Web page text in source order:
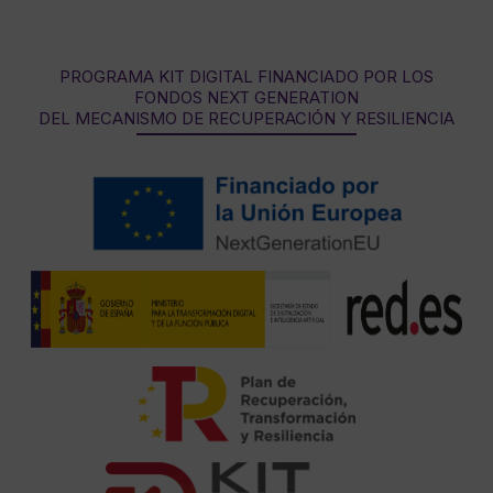
PROGRAMA KIT DIGITAL FINANCIADO POR LOS
FONDOS NEXT GENERATION
DEL MECANISMO DE RECUPERACIÓN Y RESILIENCIA